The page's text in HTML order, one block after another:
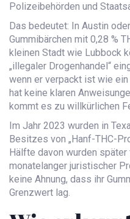
Polizeibehörden und
Das bedeutet: In Austin
Gummibärchen mit 0,28 %
kleinen Stadt wie Lubbock
„illegaler Drogenhandel“
wenn er verpackt ist wie ein
hat keine klaren
kommt es zu willkürlichen
Im Jahr 2023 wurden in
Besitzes von „Hanf-THC-
Hälfte davon wurden
monatelanger juristischer
keine Ahnung, dass ihr
Grenzwert lag.